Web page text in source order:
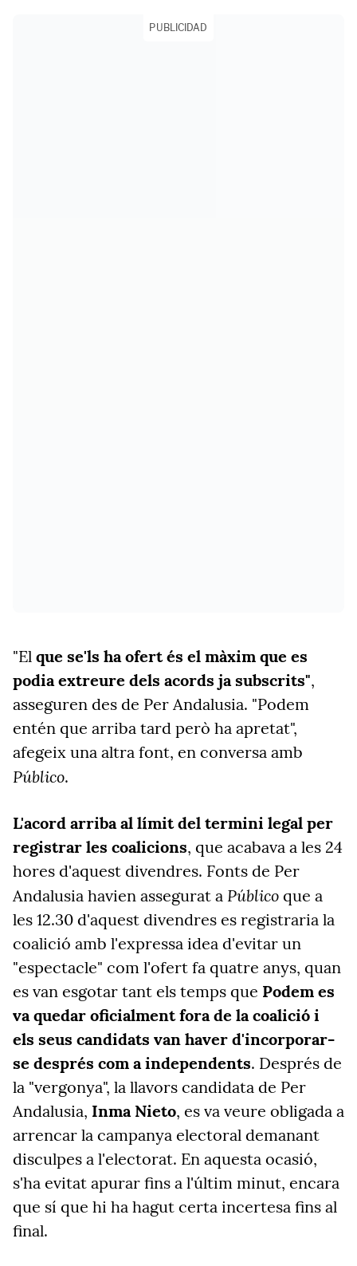
PUBLICIDAD
"El que se'ls ha ofert és el màxim que es
podia extreure dels acords ja subscrits",
asseguren des de Per Andalusia. "Podem
entén que arriba tard però ha apretat",
afegeix una altra font, en conversa amb
Público.
L'acord arriba al límit del termini legal per
registrar les coalicions, que acabava a les 24
hores d'aquest divendres. Fonts de Per
Andalusia havien assegurat a Público que a
les 12.30 d'aquest divendres es registraria la
coalició amb l'expressa idea d'evitar un
"espectacle" com l'ofert fa quatre anys, quan
es van esgotar tant els temps que Podem es
va quedar oficialment fora de la coalició i
els seus candidats van haver d'incorporar-
se després com a independents. Després de
la "vergonya", la llavors candidata de Per
Andalusia, Inma Nieto, es va veure obligada a
arrencar la campanya electoral demanant
disculpes a l'electorat. En aquesta ocasió,
s'ha evitat apurar fins a l'últim minut, encara
que sí que hi ha hagut certa incertesa fins al
final.